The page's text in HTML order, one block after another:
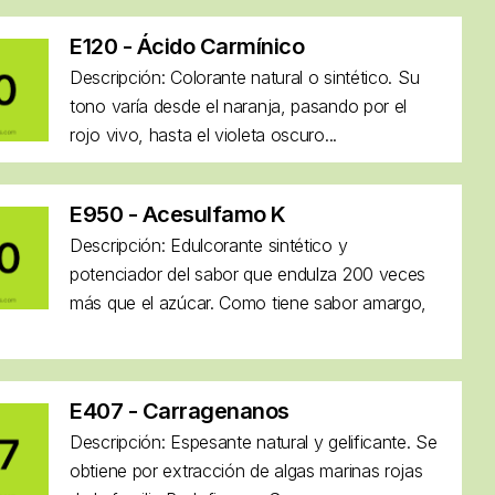
E120 - Ácido Carmínico
Descripción: Colorante natural o sintético. Su
tono varía desde el naranja, pasando por el
rojo vivo, hasta el violeta oscuro...
E950 - Acesulfamo K
Descripción: Edulcorante sintético y
potenciador del sabor que endulza 200 veces
más que el azúcar. Como tiene sabor amargo,
E407 - Carragenanos
Descripción: Espesante natural y gelificante. Se
obtiene por extracción de algas marinas rojas